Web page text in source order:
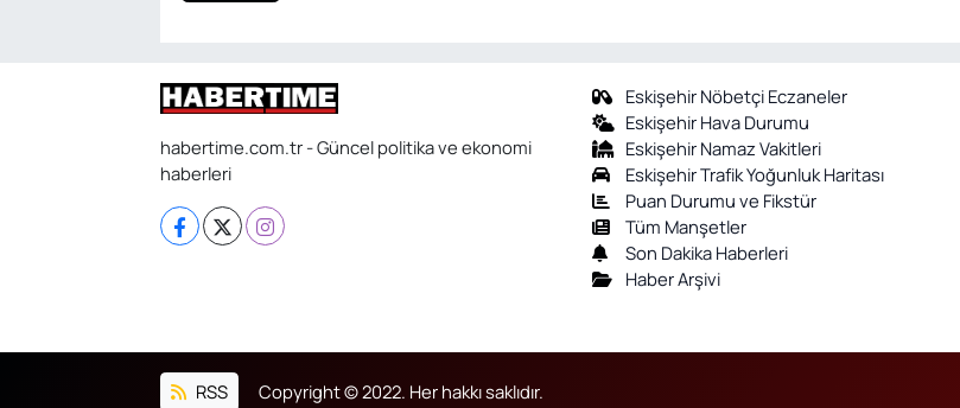
habertime.com.tr - Güncel politika ve ekonomi
haberleri
Eskişehir Nöbetçi Eczaneler
Eskişehir Hava Durumu
Eskişehir Namaz Vakitleri
Eskişehir Trafik Yoğunluk Haritası
Puan Durumu ve Fikstür
Tüm Manşetler
Son Dakika Haberleri
Haber Arşivi
RSS Copyright © 2022. Her hakkı saklıdır.